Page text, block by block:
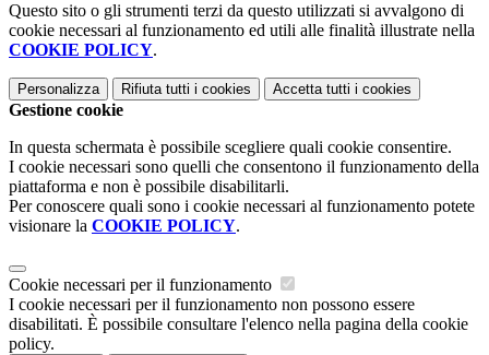
Questo sito o gli strumenti terzi da questo utilizzati si avvalgono di
cookie necessari al funzionamento ed utili alle finalità illustrate nella
COOKIE POLICY.
Personalizza Rifiuta tutti i cookies Accetta tutti i cookies
Gestione cookie
In questa schermata è possibile scegliere quali cookie consentire.
I cookie necessari sono quelli che consentono il funzionamento della
piattaforma e non è possibile disabilitarli.
Per conoscere quali sono i cookie necessari al funzionamento potete
visionare la COOKIE POLICY.
Cookie necessari per il funzionamento
I cookie necessari per il funzionamento non possono essere
disabilitati. È possibile consultare l'elenco nella pagina della cookie
policy.